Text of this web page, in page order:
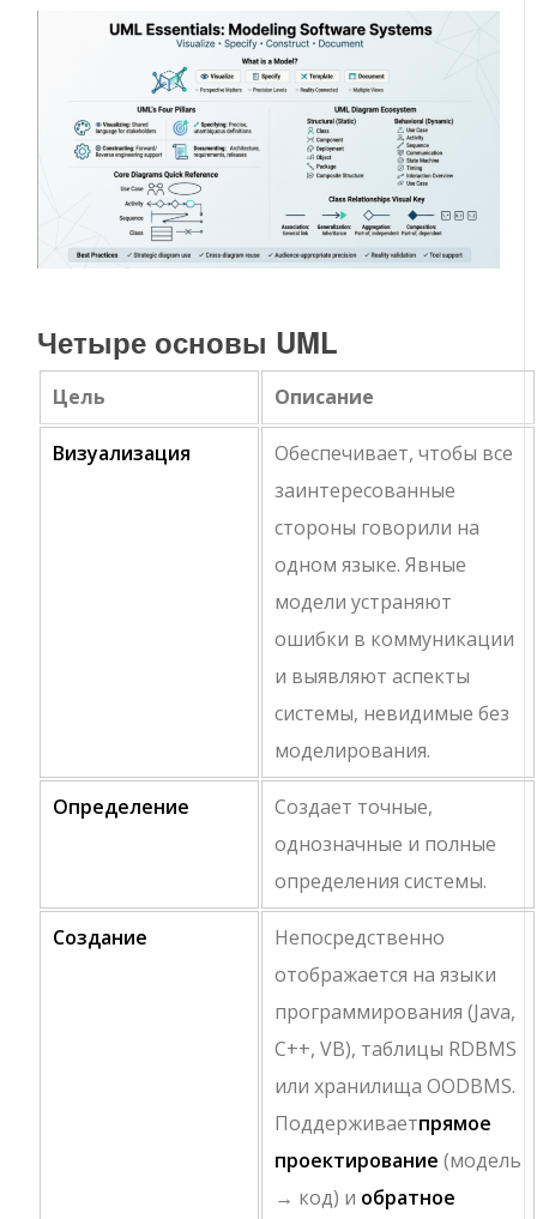
Четыре основы UML
Цель Описание
Визуализация
Обеспечивает, чтобы все
заинтересованные
стороны говорили на
одном языке. Явные
модели устраняют
ошибки в коммуникации
и выявляют аспекты
системы, невидимые без
моделирования.
Определение
Создает точные,
однозначные и полные
определения системы.
Создание
Непосредственно
отображается на языки
программирования (Java,
C++, VB), таблицы RDBMS
или хранилища OODBMS.
Поддерживаетпрямое
проектирование (модель
→ код) и обратное